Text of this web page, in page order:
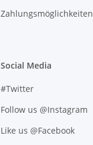
Zahlungsmöglichkeiten
Social Media
#Twitter
Follow us @Instagram
Like us @Facebook